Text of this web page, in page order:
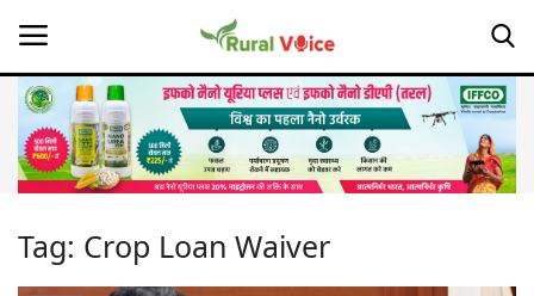
Home
About Us
Tag: Crop Loan Waiver